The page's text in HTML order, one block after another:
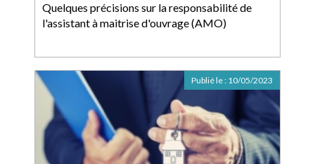
Quelques précisions sur la responsabilité de
l'assistant à maitrise d'ouvrage (AMO)
Publié le : 10/05/2023